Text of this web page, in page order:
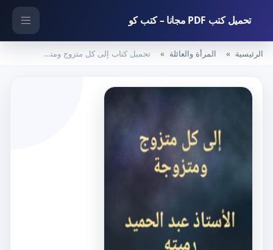
تحميل كتب PDF مجانا – كتب كو
الرئيسية المرأة والعائلة تحميل كتاب إلى كل متزوج ومتزوجة PDF تأليف عبد الحميد رميته مجانا [كامل]